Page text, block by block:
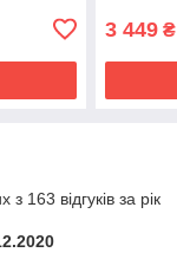
3 449 ₴
163 відгуків за рік